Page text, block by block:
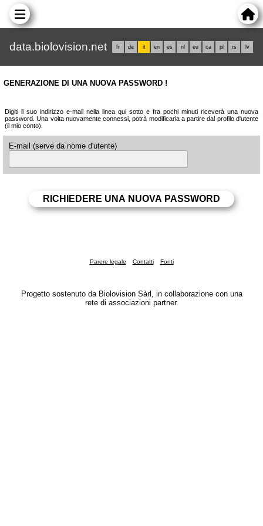
data.biolovision.net fr de it en es nl eu ca pl rs lv
GENERAZIONE DI UNA NUOVA PASSWORD !
Digiti il suo indirizzo e-mail nella linea qui sotto e fra pochi minuti riceverà una nuova
password. Una volta nuovamente connessi, potrà modificarla a partire dal profilo d'utente
(il mio conto).
E-mail (serve da nome d'utente)
Parere legale Contatti Fonti
Progetto sostenuto da Biolovision Sàrl, in collaborazione con una
rete di associazioni partner.